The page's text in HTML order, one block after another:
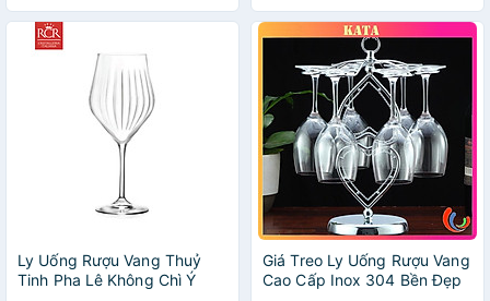
Ly Uống Rượu Vang Thuỷ
Tinh Pha Lê Không Chì Ý
Giá Treo Ly Uống Rượu Vang
Cao Cấp Inox 304 Bền Đẹp